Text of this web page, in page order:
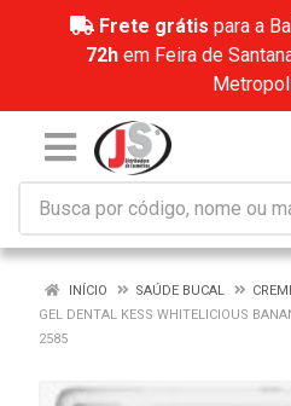
Frete grátis para a
72hem Feira de
INÍCIO SAÚDE BUCAL
GEL DENTAL KESS WHITELICIOUS
2585